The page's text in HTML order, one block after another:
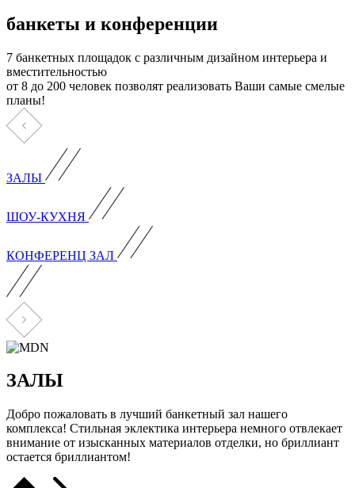
банкеты и конференции
7 банкетных площадок с различным дизайном интерьера и
вместительностью
от 8 до 200 человек позволят реализовать Ваши самые смелые
планы!
ЗАЛЫ
ШОУ-КУХНЯ
КОНФЕРЕНЦ ЗАЛ
ЗАЛЫ
Добро пожаловать в лучший банкетный зал нашего
комплекса! Стильная эклектика интерьера немного отвлекает
внимание от изысканных материалов отделки, но бриллиант
остается бриллиантом!